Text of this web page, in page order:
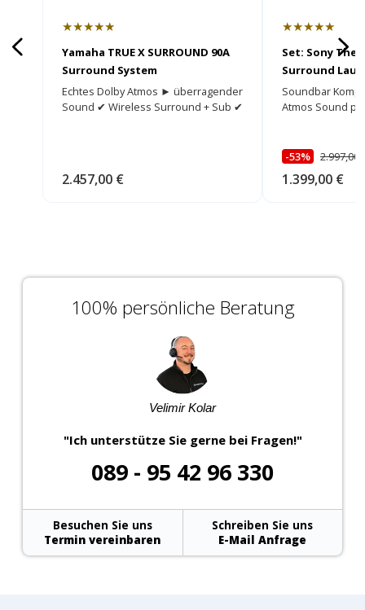
★★★★★
Yamaha TRUE X SURROUND 90A
Surround System
Echtes Dolby Atmos ► überragender
Sound ✔ Wireless Surround + Sub ✔
2.457,00 €
★★★★★
Set: Sony
Surround
SW5
Soundbar
Atmos Sound
-53% 2.997,00
1.399,00 €
100% persönliche Beratung
Velimir Kolar
"Ich unterstütze Sie gerne bei Fragen!"
089 - 95 42 96 330
Besuchen Sie uns
Termin vereinbaren
Schreiben Sie uns
E-Mail Anfrage